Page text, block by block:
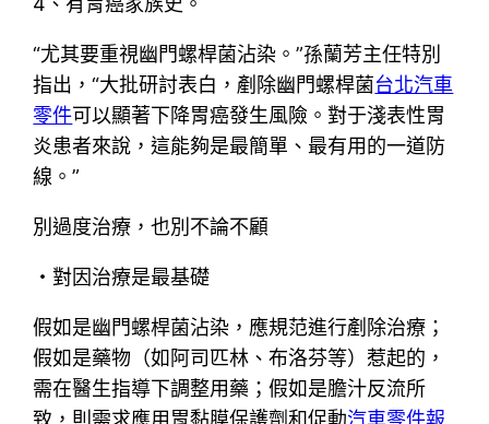
“尤其要重視幽門螺桿菌沾染。”孫蘭芳主任特別
指出，“大批研討表白，剷除幽門螺桿菌台北汽車
零件可以顯著下降胃癌發生風險。對于淺表性胃
炎患者來說，這能夠是最簡單、最有用的一道防
線。”
別過度治療，也別不論不顧
・對因治療是最基礎
假如是幽門螺桿菌沾染，應規范進行剷除治療；
假如是藥物（如阿司匹林、布洛芬等）惹起的，
需在醫生指導下調整用藥；假如是膽汁反流所
致，則需求應用胃黏膜保護劑和促動汽車零件報